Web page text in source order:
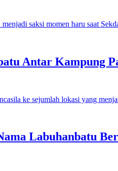
Antar Kampung
Labuhanbatu